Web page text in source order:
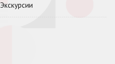
Экскурсии